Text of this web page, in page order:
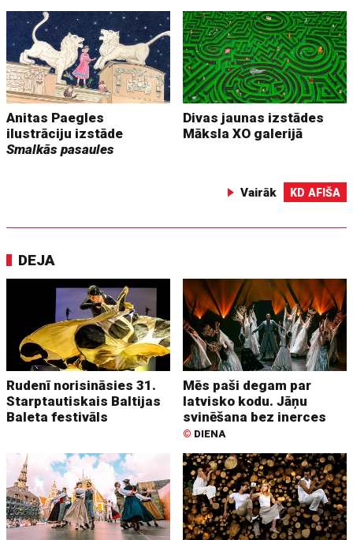
Anitas Paegles
ilustrāciju izstāde
Smalkās pasaules
Divas jaunas izstādes
Māksla XO galerijā
Vairāk KD AFIŠA
DEJA
Rudenī norisināsies 31.
Starptautiskais Baltijas
Baleta festivāls
Mēs paši degam par
latvisko kodu. Jāņu
svinēšana bez inerces
© DIENA